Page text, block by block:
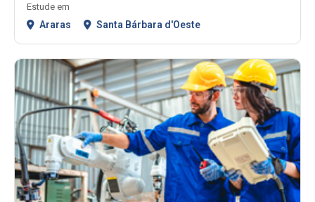
Estude em
Araras Santa Bárbara d'Oeste